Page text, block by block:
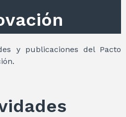
y publicaciones del Pacto